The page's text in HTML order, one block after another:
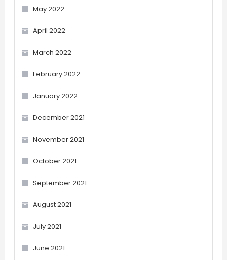
May 2022
April 2022
March 2022
February 2022
January 2022
December 2021
November 2021
October 2021
September 2021
August 2021
July 2021
June 2021